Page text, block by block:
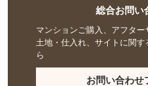
総合お問い
マンションご購入、アフター
土地・仕入れ、サイトに関
ら
お問い合わせ